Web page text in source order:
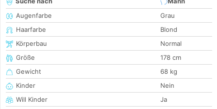
Augenfarbe
Grau
Haarfarbe
Blond
Körperbau
Normal
Größe
178 cm
Gewicht
68 kg
Kinder
Nein
Will Kinder
Ja